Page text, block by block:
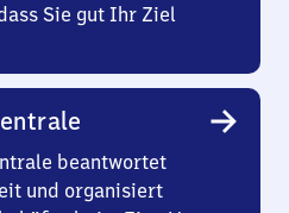
Sie gut Ihr Ziel
beantwortet
und organisiert